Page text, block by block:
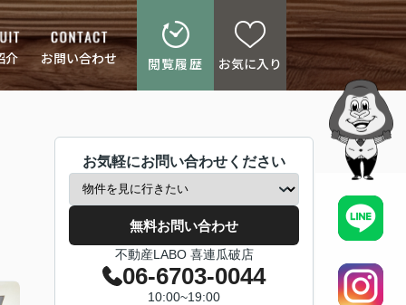
介 お問い合わせ 閲覧履歴 お気に入り
お気軽にお問い合わせください
無料お問い合わせ
不動産LABO 喜連瓜破店
06-6703-0044
10:00~19:00